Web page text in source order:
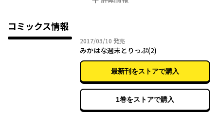
コミックス情報
2017/03/10 2017年03月10日
発売
みかはな週末とりっぷ(2)
最新刊をストアで購入
1巻をストアで購入